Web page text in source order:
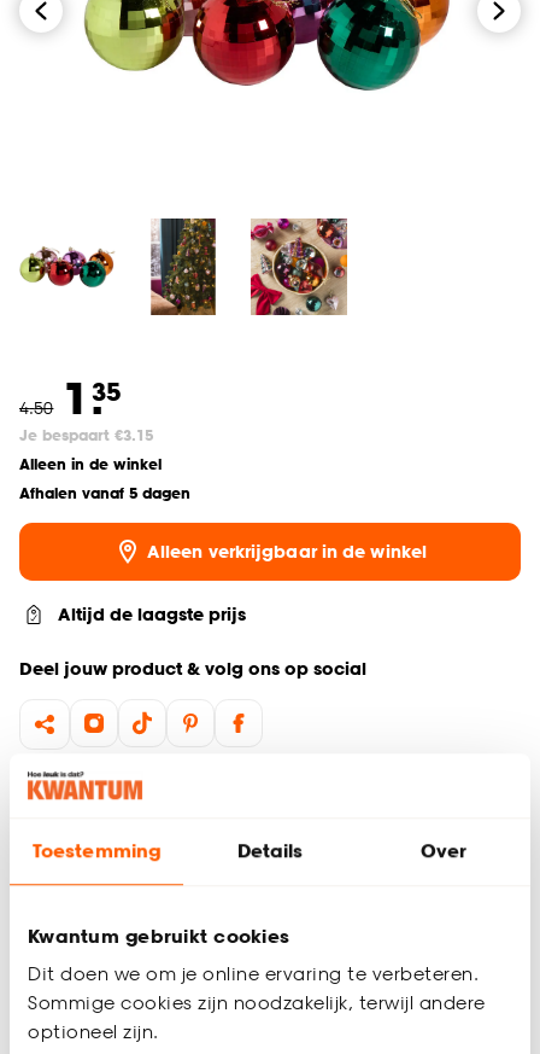
Toestemming Details Over
Kwantum gebruikt cookies
Dit doen we om je online ervaring te verbeteren.
Sommige cookies zijn noodzakelijk, terwijl andere
optioneel zijn.
4.50 1.35
Je bespaart €3.15
Alleen in de winkel
Afhalen vanaf 5 dagen
Alleen verkrijgbaar in de winkel
Altijd de laagste prijs
Deel jouw product & volg ons op social
Productomschrijving
Kunststof kerstballen
Perfect te combineren met andere kerstornamenten en
Creëer een warme kerstsfeer met deze kunststof kerstballen
van 6 stuks in een stijlvolle multicolor kleur. De Disco
kerstballen zijn ideaal als kerstboomversiering en zorgt voor
een sfeervol geheel. Deze kerst decoratie is lichtgewicht en
Productspecificaties